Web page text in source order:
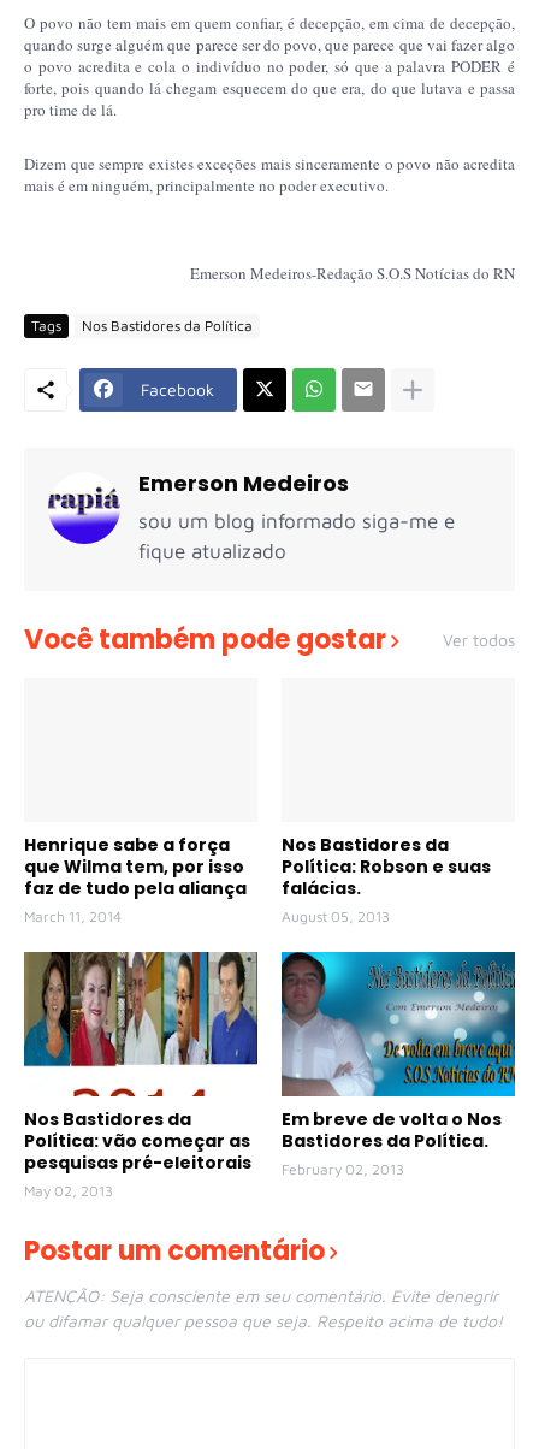
O povo não tem mais em quem confiar, é decepção, em cima de decepção,
quando surge alguém que parece ser do povo, que parece que vai fazer algo
o povo acredita e cola o indivíduo no poder, só que a palavra PODER é
forte, pois quando lá chegam esquecem do que era, do que lutava e passa
pro time de lá.
Dizem que sempre existes exceções mais sinceramente o povo não acredita
mais é em ninguém, principalmente no poder executivo.
Emerson Medeiros-Redação S.O.S Notícias do RN
Tags Nos Bastidores da Política
Facebook
Emerson Medeiros
sou um blog informado siga-me e
fique atualizado
Você também pode gostar Ver todos
Henrique sabe a força
que Wilma tem, por isso
faz de tudo pela aliança
March 11, 2014
Nos Bastidores da
Política: Robson e suas
falácias.
August 05, 2013
Nos Bastidores da
Política: vão começar as
pesquisas pré-eleitorais
May 02, 2013
Em breve de volta o Nos
Bastidores da Política.
February 02, 2013
Postar um comentário
ATENÇÃO: Seja consciente em seu comentário. Evite denegrir
ou difamar qualquer pessoa que seja. Respeito acima de tudo!